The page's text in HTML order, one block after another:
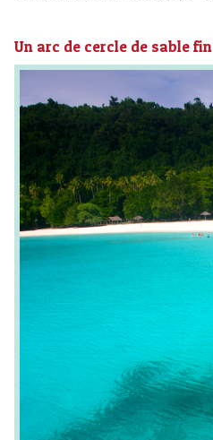
Un arc de cercle de sable fin